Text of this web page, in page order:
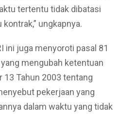
tertentu tidak dibatasi
ungkapnya.
ini juga menyoroti pasal 81
mengubah ketentuan
13 Tahun 2003 tentang
pekerjaan yang
dalam waktu yang tidak